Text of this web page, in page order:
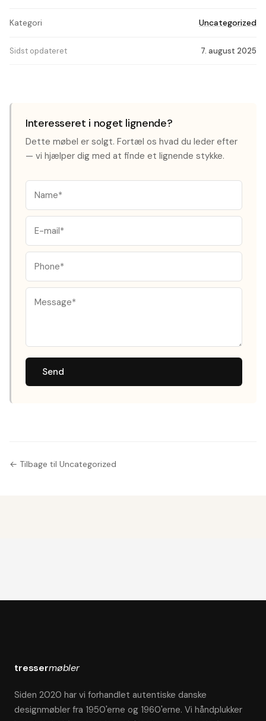
Kategori Uncategorized
Sidst opdateret 7. august 2025
Interesseret i noget lignende?
Dette møbel er solgt. Fortæl os hvad du leder efter
— vi hjælper dig med at finde et lignende stykke.
Send
← Tilbage til Uncategorized
tressermøbler
Siden 2020 har vi forhandlet autentiske danske
designmøbler fra 1950'erne og 1960'erne. Vi håndplukker